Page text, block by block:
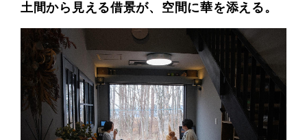
土間から見える借景が、空間に華を添える。